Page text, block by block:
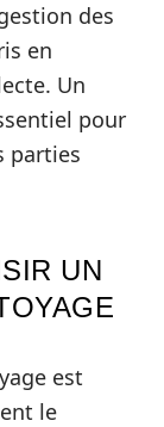
des
en
Un
pour
parties
UN
est
le